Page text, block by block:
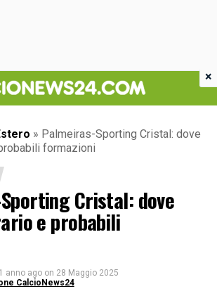
» Palmeiras-Sporting Cristal: dove
formazioni
Cristal: dove
e probabili
1 anno ago on 28 Maggio 2025
CalcioNews24
×